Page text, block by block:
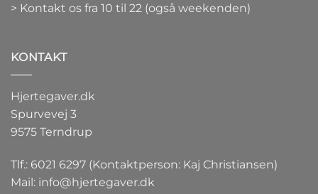
> Kontakt os fra 10 til 22 (også weekenden)
KONTAKT
Hjertegaver.dk
Spurvevej 3
9575 Terndrup
Tlf.: 6021 6297 (Kontaktperson: Kaj Christiansen)
Mail: info@hjertegaver.dk